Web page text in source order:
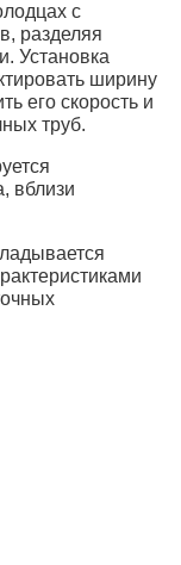
с
разделяя
Установка
ширину
его скорость и
труб.
вблизи